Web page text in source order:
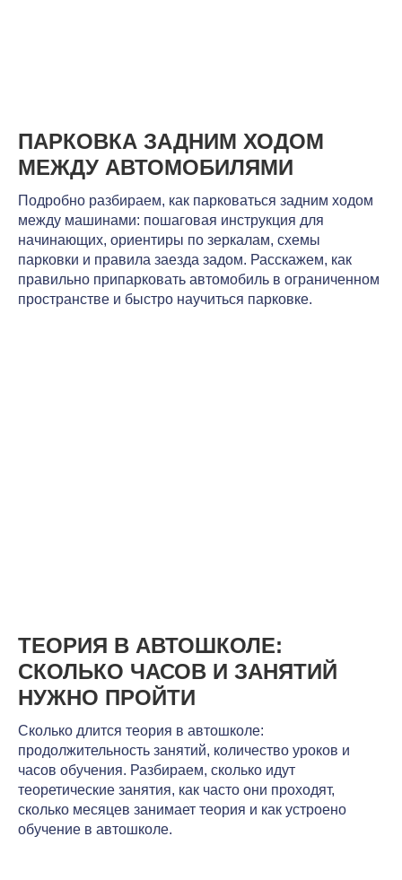
ПАРКОВКА ЗАДНИМ ХОДОМ
МЕЖДУ АВТОМОБИЛЯМИ
Подробно разбираем, как парковаться задним ходом
между машинами: пошаговая инструкция для
начинающих, ориентиры по зеркалам, схемы
парковки и правила заезда задом. Расскажем, как
правильно припарковать автомобиль в ограниченном
пространстве и быстро научиться парковке.
ТЕОРИЯ В АВТОШКОЛЕ:
СКОЛЬКО ЧАСОВ И ЗАНЯТИЙ
НУЖНО ПРОЙТИ
Сколько длится теория в автошколе:
продолжительность занятий, количество уроков и
часов обучения. Разбираем, сколько идут
теоретические занятия, как часто они проходят,
сколько месяцев занимает теория и как устроено
обучение в автошколе.